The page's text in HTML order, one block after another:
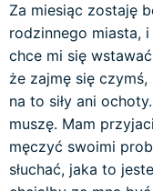
Za miesiąc zostaję
rodzinnego miasta,
chce mi się
że zajmę się
na to siły ani
muszę. Mam
męczyć swoimi
słuchać, jaka to